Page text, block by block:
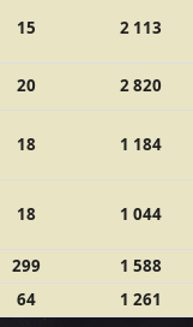
15 2 113
20 2 820
18 1 184
18 1 044
299
1 588
64 1 261